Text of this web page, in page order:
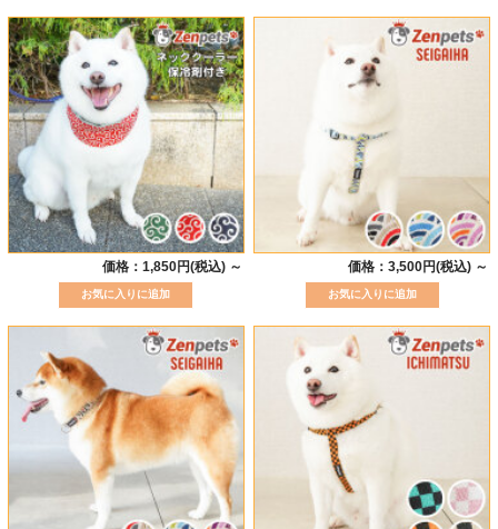
価格：1,850円(税込) ～ 価格：3,500円(税込) ～